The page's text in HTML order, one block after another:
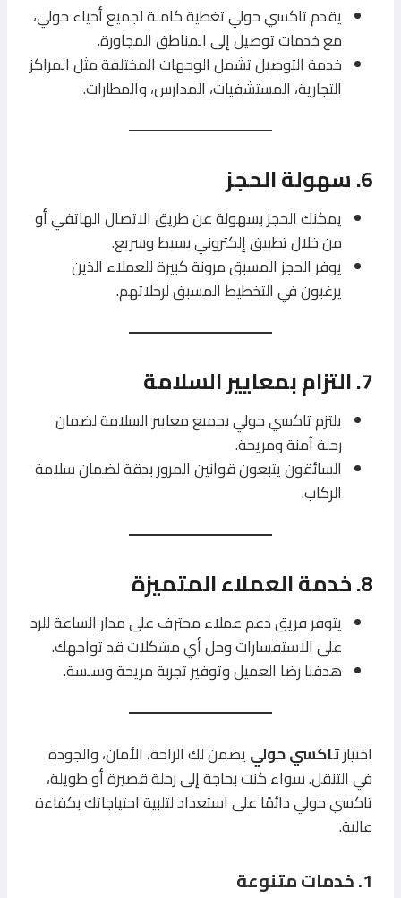
يقدم تاكسي حولي تغطية كاملة لجميع أحياء حولي،
مع خدمات توصيل إلى المناطق المجاورة.
خدمة التوصيل تشمل الوجهات المختلفة مثل المراكز
التجارية، المستشفيات، المدارس، والمطارات.
6. سهولة الحجز
يمكنك الحجز بسهولة عن طريق الاتصال الهاتفي أو
من خلال تطبيق إلكتروني بسيط وسريع.
يوفر الحجز المسبق مرونة كبيرة للعملاء الذين
يرغبون في التخطيط المسبق لرحلاتهم.
7. التزام بمعايير السلامة
يلتزم تاكسي حولي بجميع معايير السلامة لضمان
رحلة آمنة ومريحة.
السائقون يتبعون قوانين المرور بدقة لضمان سلامة
الركاب.
8. خدمة العملاء المتميزة
يتوفر فريق دعم عملاء محترف على مدار الساعة للرد
على الاستفسارات وحل أي مشكلات قد تواجهك.
هدفنا رضا العميل وتوفير تجربة مريحة وسلسة.
اختيارتاكسي حولييضمن لك الراحة، الأمان، والجودة
في التنقل. سواء كنت بحاجة إلى رحلة قصيرة أو طويلة،
تاكسي حولي دائمًا على استعداد لتلبية احتياجاتك بكفاءة
عالية.
1. خدمات متنوعة